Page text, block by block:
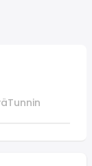
Tunnin